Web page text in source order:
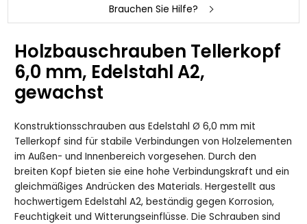
Brauchen Sie Hilfe?
Holzbauschrauben Tellerkopf
6,0 mm, Edelstahl A2,
gewachst
Konstruktionsschrauben aus Edelstahl Ø 6,0 mm mit
Tellerkopf sind für stabile Verbindungen von Holzelementen
im Außen- und Innenbereich vorgesehen. Durch den
breiten Kopf bieten sie eine hohe Verbindungskraft und ein
gleichmäßiges Andrücken des Materials. Hergestellt aus
hochwertigem Edelstahl A2, beständig gegen Korrosion,
Feuchtigkeit und Witterungseinflüsse. Die Schrauben sind